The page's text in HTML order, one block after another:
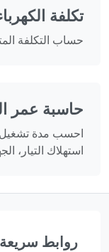
تكلفة
حساب التكلفة
حاسبة عمر
احسب مدة تشغيل
استهلاك التيار،
روابط سريعة